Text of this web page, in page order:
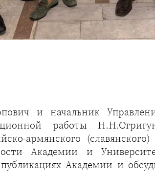
и начальник
работы
армянского
Академии и
Академии и